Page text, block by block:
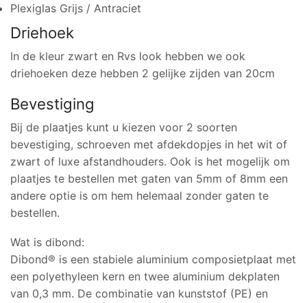
Plexiglas Grijs / Antraciet
Driehoek
In de kleur zwart en Rvs look hebben we ook
driehoeken deze hebben 2 gelijke zijden van 20cm
Bevestiging
Bij de plaatjes kunt u kiezen voor 2 soorten
bevestiging, schroeven met afdekdopjes in het wit of
zwart of luxe afstandhouders. Ook is het mogelijk om
plaatjes te bestellen met gaten van 5mm of 8mm een
andere optie is om hem helemaal zonder gaten te
bestellen.
Wat is dibond:
Dibond® is een stabiele aluminium composietplaat met
een polyethyleen kern en twee aluminium dekplaten
van 0,3 mm. De combinatie van kunststof (PE) en